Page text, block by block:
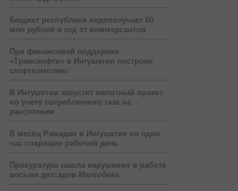
Бюджет республики недополучает 60
млн рублей в год от коммерсантов
При финансовой поддержке
«Транснефти» в Ингушетии построен
спорткомплекс
В Ингушетии запустят пилотный проект
по учету потребленного газа на
расстоянии
В месяц Рамадан в Ингушетии на один
час сокращен рабочий день
Прокуратура нашла нарушения в работе
восьми детсадов Малгобека